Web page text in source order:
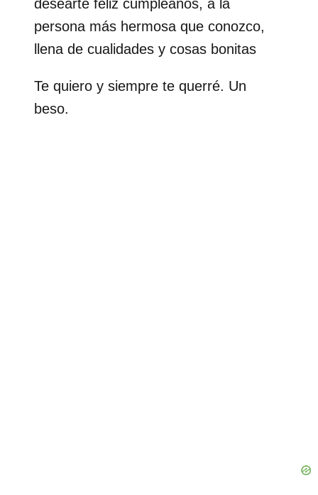
desearte feliz cumpleaños, a la
persona más hermosa que conozco,
llena de cualidades y cosas bonitas
Te quiero y siempre te querré. Un
beso.